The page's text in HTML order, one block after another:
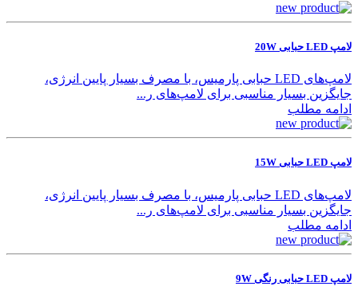
لامپ LED حبابی 20W
لامپ‌های LED حبابی پارمیس، با مصرف بسیار پایین انرژی،
جایگزین بسیار مناسبی برای لامپ‌های ر...
ادامه مطلب
لامپ LED حبابی 15W
لامپ‌های LED حبابی پارمیس، با مصرف بسیار پایین انرژی،
جایگزین بسیار مناسبی برای لامپ‌های ر...
ادامه مطلب
لامپ LED حبابی رنگی 9W